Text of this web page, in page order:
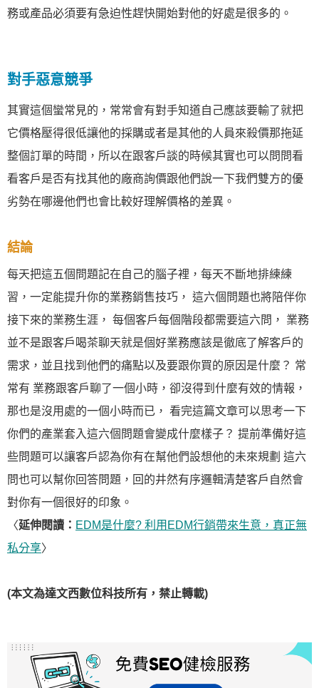
務或產品必須要有急迫性趕快開始對他的好處是很多的。
對手惡意競爭
其實這個蠻常見的，常常會有對手知道自己應該要輸了就把
它價格壓得很低讓他的採購或者是其他的人員來殺價那拖延
整個訂單的時間，所以在跟客戶談的時候其實也可以問問看
看客戶是否有找其他的廠商詢價跟他們說一下我們雙方的優
劣勢在哪邊他們也會比較好理解價格的差異。
結論
每天把這五個問題記在自己的腦子裡，每天不斷地排練練
習，一定能提升你的業務銷售技巧， 這六個問題也將陪伴你
接下來的業務生涯， 每個客戶每個階段都需要這六問， 業務
並不是跟客戶喝茶聊天就是個好業務應該是徹底了解客戶的
需求，並且找到他們的痛點以及要跟你買的原因是什麼？ 常
常有 業務跟客戶聊了一個小時，卻沒得到什麼有效的情報，
那也是沒用處的一個小時而已， 看完這篇文章可以思考一下
你們的產業套入這六個問題會變成什麼樣子？ 提前準備好這
些問題可以讓客戶認為你有在幫他們設想他的未來規劃 這六
問也可以幫你回答問題，回的井然有序邏輯清楚客戶自然會
對你有一個很好的印象。
〈延伸閱讀： EDM是什麼? 利用EDM行銷帶來生意，真正無
私分享〉
(本文為達文西數位科技所有，禁止轉載)